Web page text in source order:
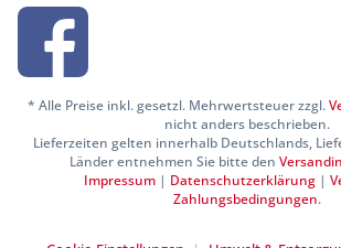
* Alle Preise inkl. gesetzl. Mehrwertsteuer zzgl.
nicht anders beschrieben.
Lieferzeiten gelten innerhalb Deutschlands,
Länder entnehmen Sie bitte den
Impressum | Datenschutzerklärung |
Zahlungsbedingungen.